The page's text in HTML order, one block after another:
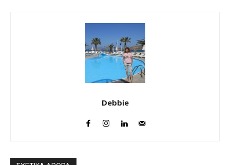
Debbie